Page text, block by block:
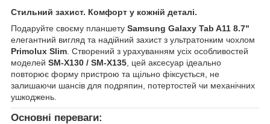
Стильний захист. Комфорт у кожній деталі.
Подаруйте своєму планшету Samsung Galaxy Tab A11 8.7"
елегантний вигляд та надійний захист з ультратонким чохлом
Primolux Slim . Створений з урахуванням усіх особливостей
моделей SM-X130 / SM-X135 , цей аксесуар ідеально
повторює форму пристрою та щільно фіксується, не
залишаючи шансів для подряпин, потертостей чи механічних
ушкоджень.
Основні переваги: